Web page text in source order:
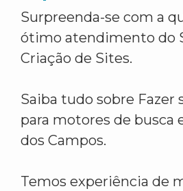
Surpreenda-se com a
ótimo atendimento do
Criação de Sites.
Saiba tudo sobre
para motores de busca
dos Campos.
Temos experiência de